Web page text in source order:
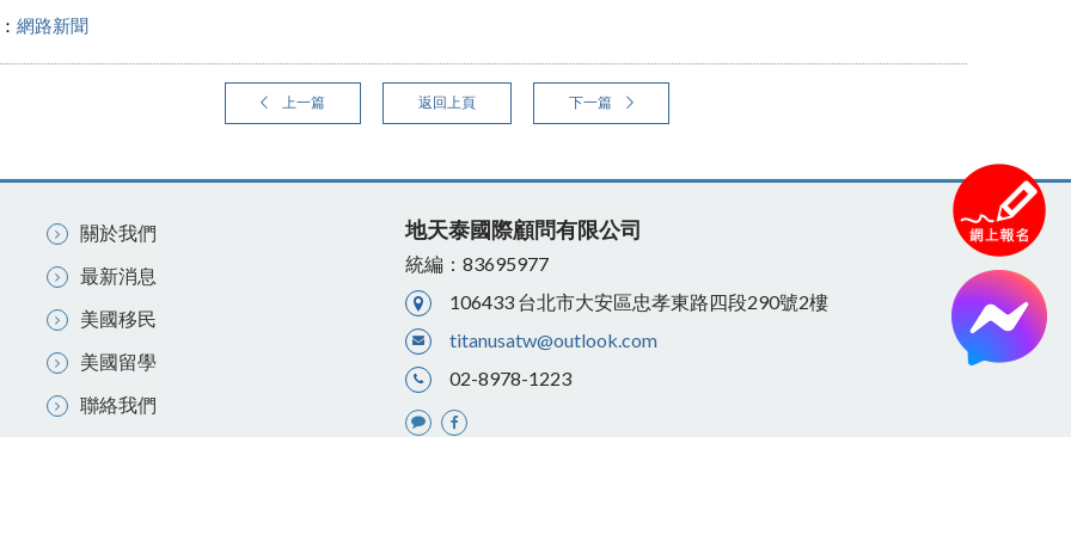
網路新聞
上一篇 返回上頁 下一篇
關於我們
最新消息
美國移民
美國留學
聯絡我們
地天泰國際顧問有限公司
統編：83695977
106433 台北市大安區忠孝東路四段290號2樓
titanusatw@outlook.com
02-8978-1223